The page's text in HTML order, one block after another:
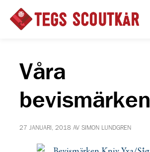
Våra
bevismärken
27 JANUARI, 2018 AV SIMON LUNDGREN